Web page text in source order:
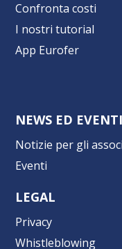
Confronta costi
I nostri tutorial
App Eurofer
NEWS ED EVENTI
Notizie per gli
Eventi
LEGAL
Privacy
Whistleblowing